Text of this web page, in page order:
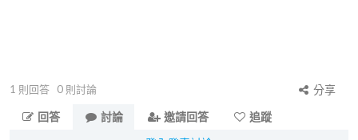
1 則回答 0 則討論
分享
回答
討論 邀請回答
追蹤